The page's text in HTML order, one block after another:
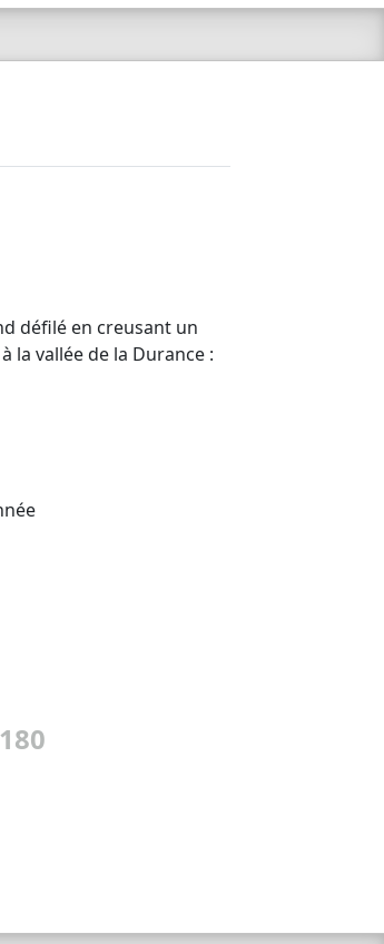
défilé en creusant un
la vallée de la Durance :